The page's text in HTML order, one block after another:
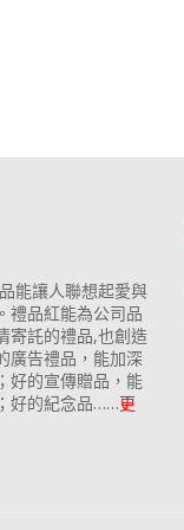
能讓人聯想起愛與
禮品紅能為公司品
寄託的禮品,也創造
廣告禮品，能加深
好的宣傳贈品，能
好的紀念品……更